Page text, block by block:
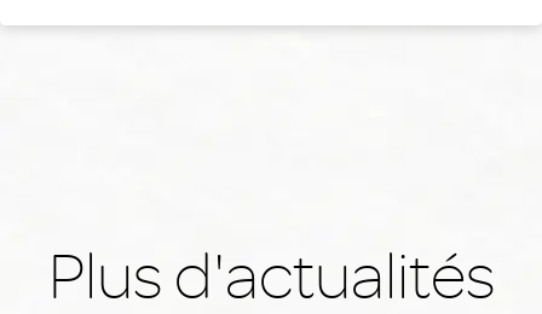
Plus d'actualités